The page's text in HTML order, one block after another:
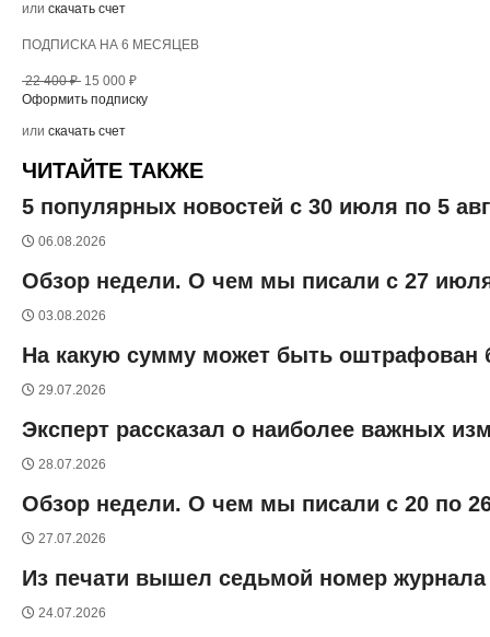
или скачать счет
ПОДПИСКА НА 6 МЕСЯЦЕВ
22 400 ₽ 15 000 ₽
Оформить подписку
или скачать счет
ЧИТАЙТЕ ТАКЖЕ
5 популярных новостей с 30 июля по 5
06.08.2026
Обзор недели. О чем мы писали с 27 июля
03.08.2026
На какую сумму может быть оштрафован
29.07.2026
Эксперт рассказал о наиболее важных
28.07.2026
Обзор недели. О чем мы писали с 20 по
27.07.2026
Из печати вышел седьмой номер журнала
24.07.2026